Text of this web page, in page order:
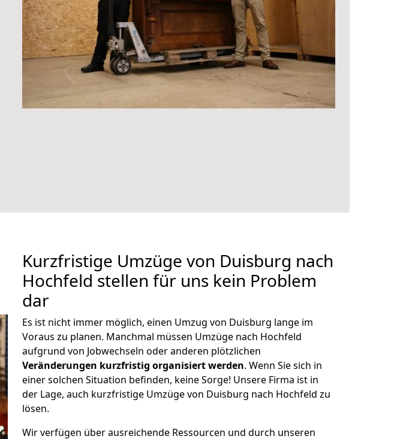
Kurzfristige Umzüge von Duisburg nach
Hochfeld stellen für uns kein Problem
dar
Es ist nicht immer möglich, einen Umzug von Duisburg lange im
Voraus zu planen. Manchmal müssen Umzüge nach Hochfeld
aufgrund von Jobwechseln oder anderen plötzlichen
Veränderungen kurzfristig organisiert werden. Wenn Sie sich in
einer solchen Situation befinden, keine Sorge! Unsere Firma ist in
der Lage, auch kurzfristige Umzüge von Duisburg nach Hochfeld zu
lösen.
Wir verfügen über ausreichende Ressourcen und durch unseren